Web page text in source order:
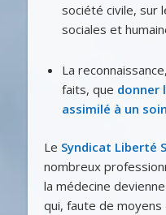
société civile, sur
sociales et
La
faits, que donner
assimilé à un soin
Le Syndicat Liberté
nombreux
la médecine
qui, faute de